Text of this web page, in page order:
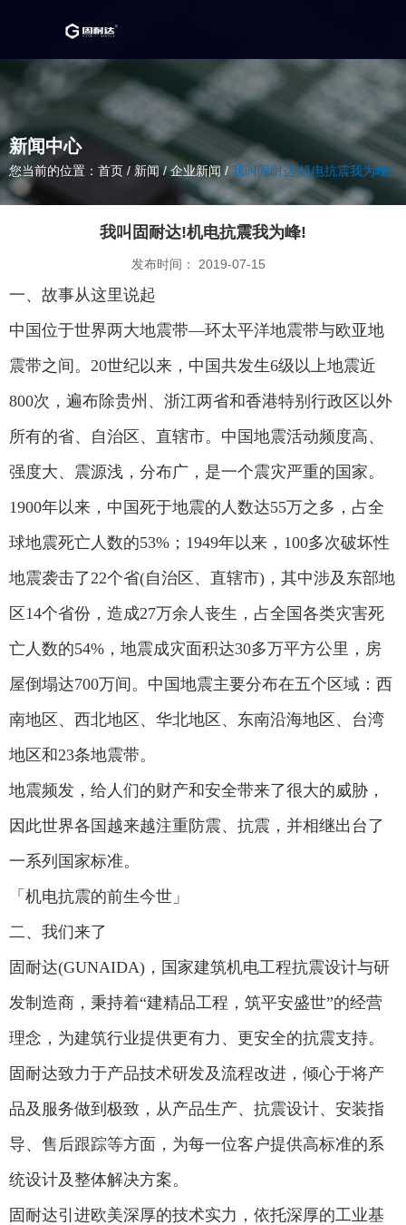
新闻中心
您当前的位置：首页 / 新闻 /企业新闻 / 我叫固耐达!机电抗震我为峰!
我叫固耐达!机电抗震我为峰!
发布时间： 2019-07-15
一、故事从这里说起
中国位于世界两大地震带—环太平洋地震带与欧亚地
震带之间。20世纪以来，中国共发生6级以上地震近
800次，遍布除贵州、浙江两省和香港特别行政区以外
所有的省、自治区、直辖市。中国地震活动频度高、
强度大、震源浅，分布广，是一个震灾严重的国家。
1900年以来，中国死于地震的人数达55万之多，占全
球地震死亡人数的53%；1949年以来，100多次破坏性
地震袭击了22个省(自治区、直辖市)，其中涉及东部地
区14个省份，造成27万余人丧生，占全国各类灾害死
亡人数的54%，地震成灾面积达30多万平方公里，房
屋倒塌达700万间。中国地震主要分布在五个区域：西
南地区、西北地区、华北地区、东南沿海地区、台湾
地区和23条地震带。
地震频发，给人们的财产和安全带来了很大的威胁，
因此世界各国越来越注重防震、抗震，并相继出台了
一系列国家标准。
「机电抗震的前生今世」
二、我们来了
固耐达(GUNAIDA)，国家建筑机电工程抗震设计与研
发制造商，秉持着“建精品工程，筑平安盛世”的经营
理念，为建筑行业提供更有力、更安全的抗震支持。
固耐达致力于产品技术研发及流程改进，倾心于将产
品及服务做到极致，从产品生产、抗震设计、安装指
导、售后跟踪等方面，为每一位客户提供高标准的系
统设计及整体解决方案。
固耐达引进欧美深厚的技术实力，依托深厚的工业基